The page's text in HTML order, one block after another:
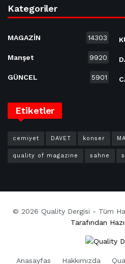
Kategoriler
MAGAZİN 14303
Manşet 9920
GÜNCEL 5901
Etiketler
cemiyet DAVET konser
quality of magazine sahne
© 2026 Quality Dergisi - Tüm
Tarafından
Anasayfas Hakkımızda